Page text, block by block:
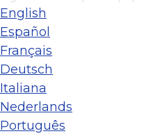
English
Español
Français
Deutsch
Italiana
Nederlands
Português